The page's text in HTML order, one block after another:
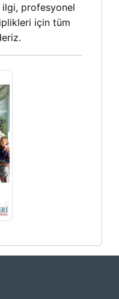
ilgi, profesyonel
için tüm